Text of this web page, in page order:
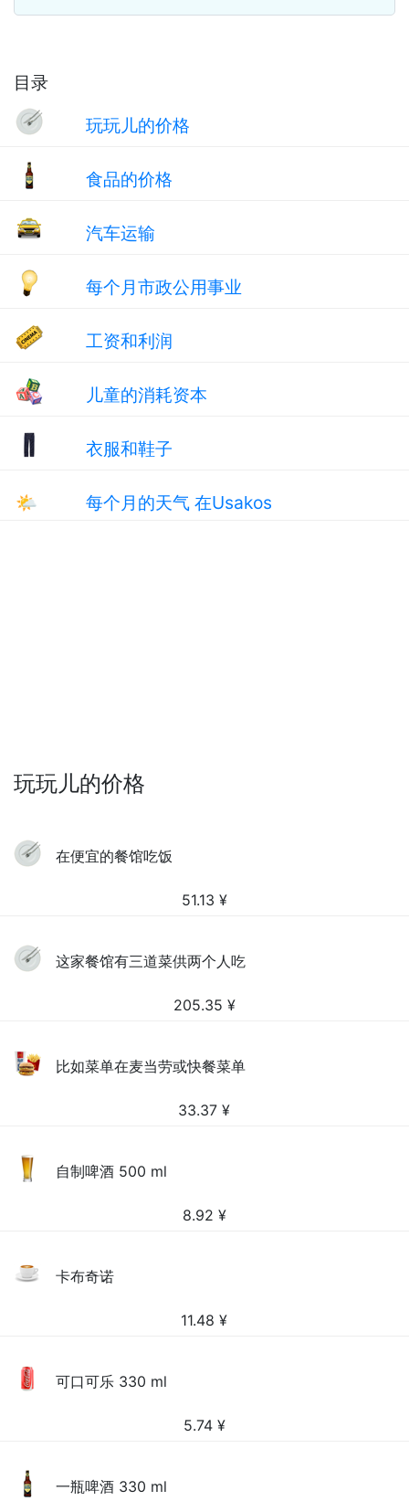
目录
玩玩儿的价格
食品的价格
汽车运输
每个月市政公用事业
工资和利润
儿童的消耗资本
衣服和鞋子
🌤 每个月的天气 在Usakos
玩玩儿的价格
在便宜的餐馆吃饭
51.13 ¥
这家餐馆有三道菜供两个人吃
205.35 ¥
比如菜单在麦当劳或快餐菜单
33.37 ¥
自制啤酒 500 ml
8.92 ¥
卡布奇诺
11.48 ¥
可口可乐 330 ml
5.74 ¥
一瓶啤酒 330 ml